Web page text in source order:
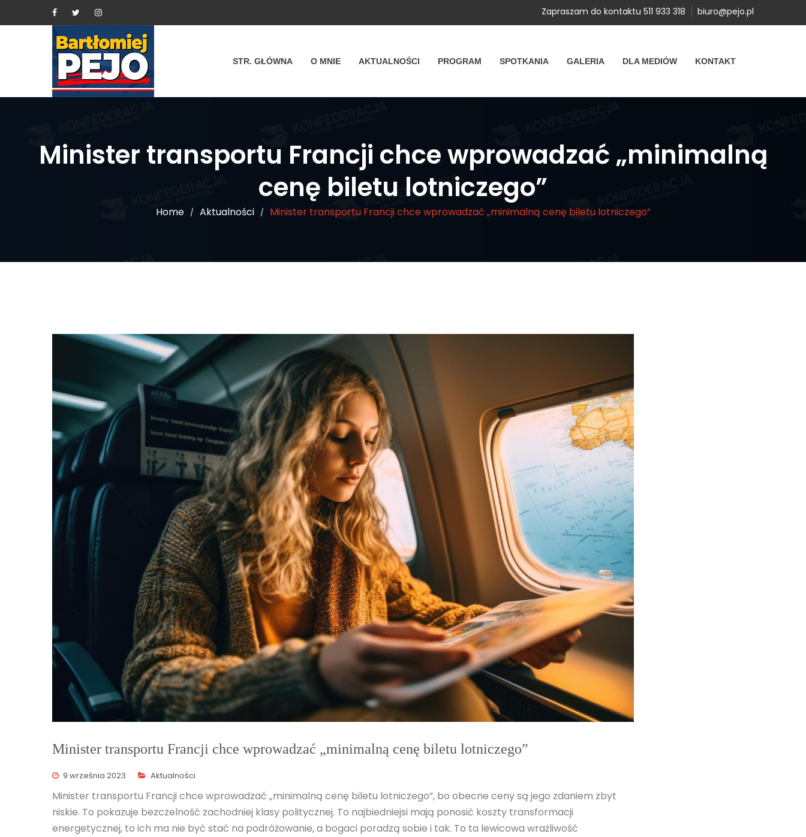
Zapraszam do kontaktu 511 933 318 biuro@pejo.pl
STR. GŁÓWNA O MNIE AKTUALNOŚCI PROGRAM SPOTKANIA GALERIA DLA MEDIÓW KONTAKT
Minister transportu Francji chce wprowadzać „minimalną
cenę biletu lotniczego”
Home / Aktualności / Minister transportu Francji chce wprowadzać „minimalną cenę biletu lotniczego”
Minister transportu Francji chce wprowadzać „minimalną cenę biletu lotniczego”
9 września 2023 Aktualności
Minister transportu Francji chce wprowadzać „minimalną cenę biletu lotniczego”, bo obecne ceny są jego zdaniem zbyt
niskie. To pokazuje bezczelność zachodniej klasy politycznej. To najbiedniejsi mają ponosić koszty transformacji
energetycznej, to ich ma nie być stać na podróżowanie, a bogaci poradzą sobie i tak. To ta lewicowa wrażliwość